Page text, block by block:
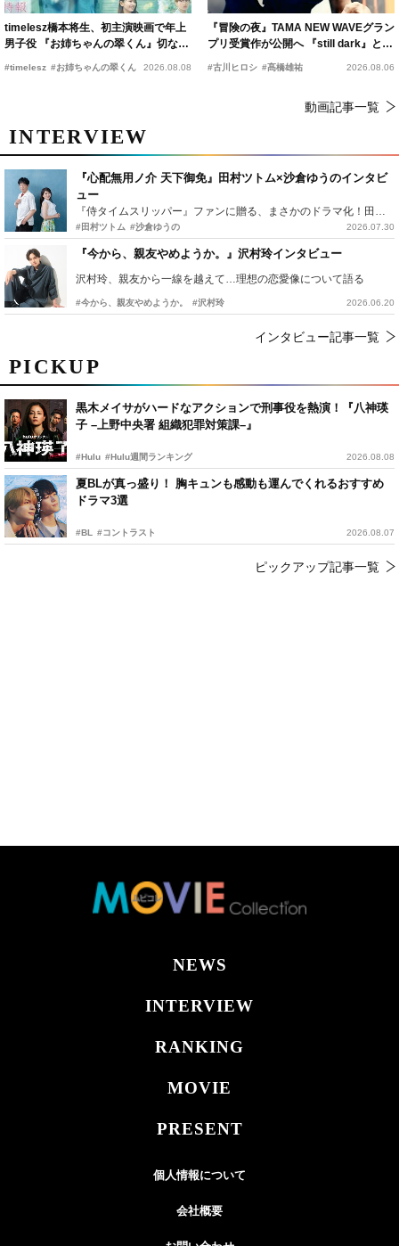
PICKUP
黒木メイサがハードなアクションで刑事役を熱演！『八神瑛
子 –上野中央署 組織犯罪対策課–』
#Hulu #Hulu週間ランキング 2026.08.08
夏BLが真っ盛り！ 胸キュンも感動も運んでくれるおすすめ
ドラマ3選
#BL #コントラスト 2026.08.07
ピックアップ記事一覧
timelesz橋本将生、初主演映画で年上
男子役 『お姉ちゃんの翠くん』切ない
#timelesz #お姉ちゃんの翠くん 2026.08.08
『冒険の夜』TAMA NEW WAVEグラン
プリ受賞作が公開へ 『still dark』と同
#古川ヒロシ #髙橋雄祐 2026.08.06
動画記事一覧
INTERVIEW
『心配無用ノ介 天下御免』田村ツトム×沙倉ゆうのインタビ
ュー
『侍タイムスリッパー』ファンに贈る、まさかのドラマ化！田村ツトム×沙倉ゆうのが語る『心配無用ノ介』撮影秘話
#田村ツトム #沙倉ゆうの 2026.07.30
『今から、親友やめようか。』沢村玲インタビュー
沢村玲、親友から一線を越えて…理想の恋愛像について語る
#今から、親友やめようか。 #沢村玲 2026.06.20
インタビュー記事一覧
NEWS
INTERVIEW
RANKING
MOVIE
PRESENT
個人情報について
会社概要